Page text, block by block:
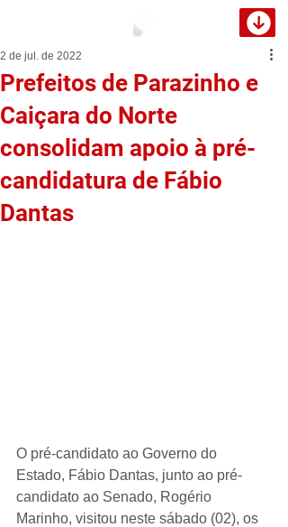
Prefeitos de Parazinho e
Caiçara do Norte
consolidam apoio à pré-
candidatura de Fábio
Dantas
2 de jul. de 2022
O pré-candidato ao Governo do
Estado, Fábio Dantas, junto ao pré-
candidato ao Senado, Rogério
Marinho, visitou neste sábado (02), os